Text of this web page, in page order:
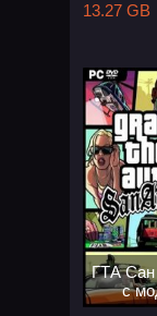
13.27 GB
ГТА Сан
с